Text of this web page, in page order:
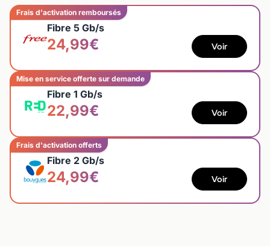
Frais d'activation remboursés
Fibre 5 Gb/s
24,99€ Voir
Mise en service offerte sur demande
Fibre 1 Gb/s
22,99€ Voir
Frais d'activation offerts
Fibre 2 Gb/s
24,99€ Voir